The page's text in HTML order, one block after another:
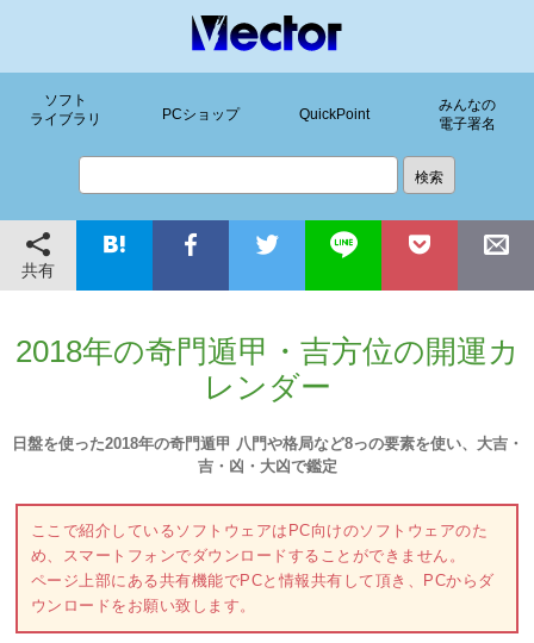
ソフト
ライブラリ
PCショップ QuickPoint
みんなの
電子署名
共有
2018年の奇門遁甲・吉方位の開運カ
レンダー
日盤を使った2018年の奇門遁甲 八門や格局など8っの要素を使い、大吉・
吉・凶・大凶で鑑定
ここで紹介しているソフトウェアはPC向けのソフトウェアのた
め、スマートフォンでダウンロードすることができません。
ページ上部にある共有機能でPCと情報共有して頂き、PCからダ
ウンロードをお願い致します。